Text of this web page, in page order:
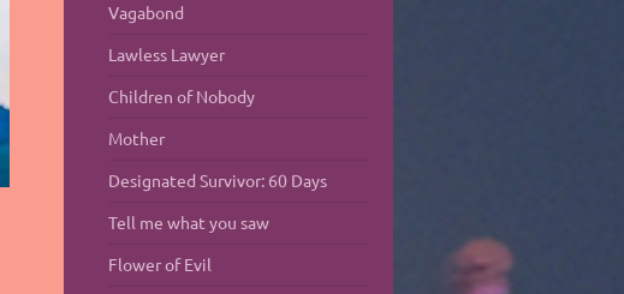
Vagabond
Lawless Lawyer
Children of Nobody
Mother
Designated Survivor: 60 Days
Tell me what you saw
Flower of Evil